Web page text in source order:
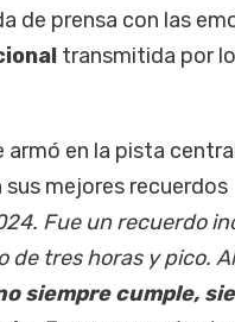
de prensa con las
transmitida por
en la pista
mejores recuerdos
Fue un recuerdo
de tres horas y pico.
siempre cumple,